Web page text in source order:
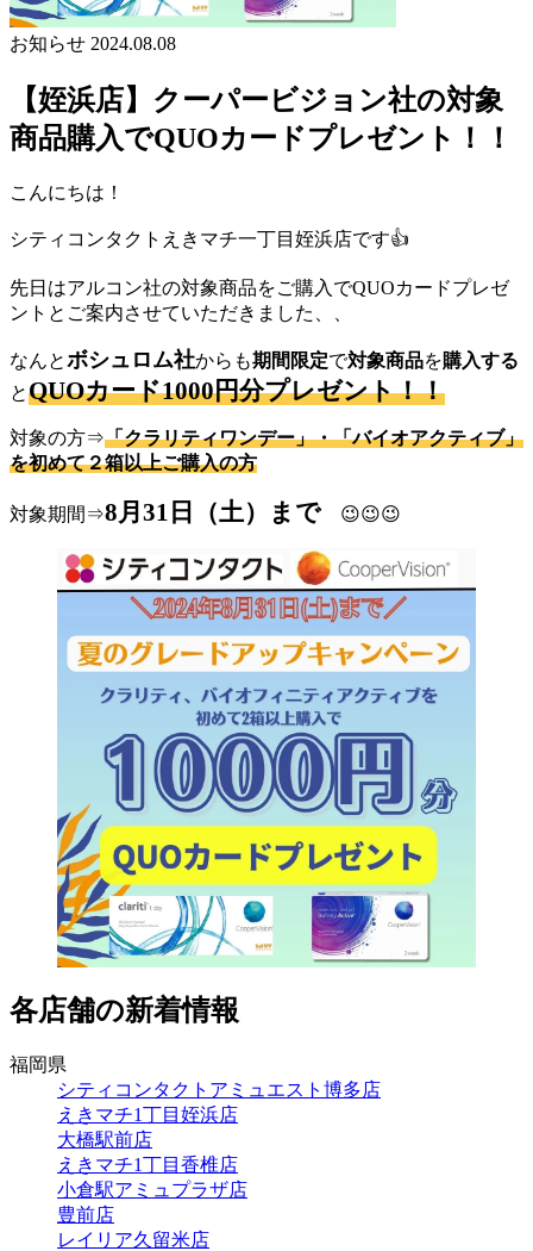
お知らせ 2024.08.08
【姪浜店】クーパービジョン社の対象
商品購入でQUOカードプレゼント！！
こんにちは！
シティコンタクトえきマチ一丁目姪浜店です👍
先日はアルコン社の対象商品をご購入でQUOカードプレゼ
ントとご案内させていただきました、、
なんとボシュロム社からも期間限定で対象商品を購入する
とQUOカード1000円分プレゼント！！
対象の方⇒「クラリティワンデー」・「バイオアクティブ」
を初めて２箱以上ご購入の方
対象期間⇒8月31日（土）まで😉😉😉
各店舗の新着情報
福岡県
シティコンタクトアミュエスト博多店
えきマチ1丁目姪浜店
大橋駅前店
えきマチ1丁目香椎店
小倉駅アミュプラザ店
豊前店
レイリア久留米店